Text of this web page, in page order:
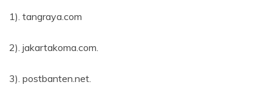
1). tangraya.com
2). jakartakoma.com.
3). postbanten.net.